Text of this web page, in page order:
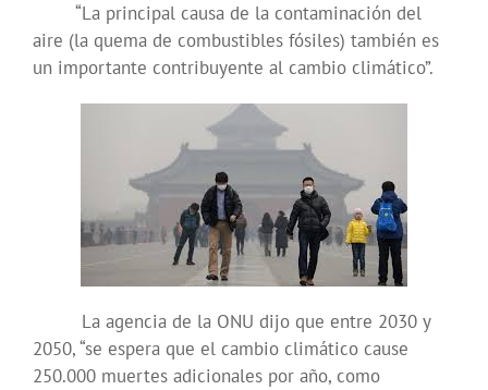
“La principal causa de la contaminación del
aire (la quema de combustibles fósiles) también es
un importante contribuyente al cambio climático”.
La agencia de la ONU dijo que entre 2030 y
2050, “se espera que el cambio climático cause
250.000 muertes adicionales por año, como